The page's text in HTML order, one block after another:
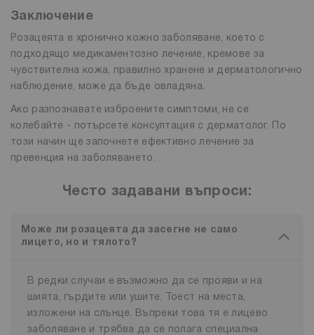
Заключение
Розацеята е хронично кожно заболяване, което с
подходящо медикаментозно лечение, кремове за
чувствителна кожа, правилно хранене и дерматологично
наблюдение, може да бъде овладяна.
Ако разпознавате изброените симптоми, не се
колебайте - потърсете консултация с дерматолог. По
този начин ще започнете ефективно лечение за
превенция на заболяването.
Често задавани въпроси:
Може ли розацеята да засегне не само
лицето, но и тялото?
В редки случаи е възможно да се прояви и на
шията, гърдите или ушите. Тоест на места,
изложени на слънце. Въпреки това тя е лицево
заболяване и трябва да се полага специална